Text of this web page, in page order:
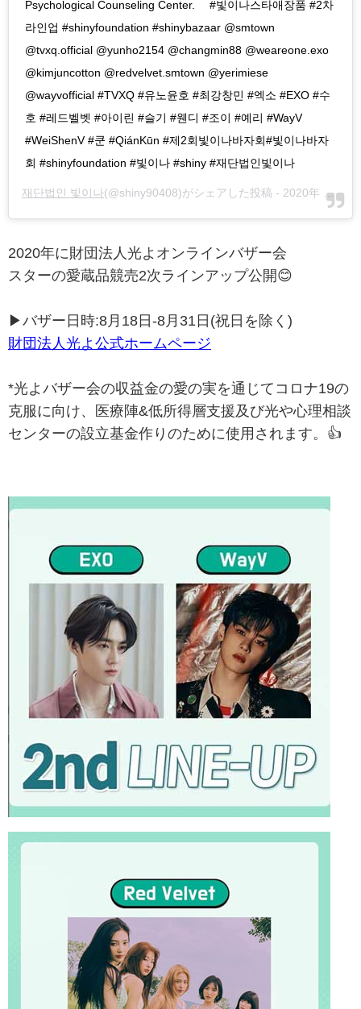
Psychological Counseling Center. ⠀ #빛이나스타애장품 #2차
라인업 #shinyfoundation #shinybazaar @smtown
@tvxq.official @yunho2154 @changmin88 @weareone.exo
@kimjuncotton @redvelvet.smtown @yerimiese
@wayvofficial #TVXQ #유노윤호 #최강창민 #엑소 #EXO #수
호 #레드벨벳 #아이린 #슬기 #웬디 #조이 #예리 #WayV
#WeiShenV #쿤 #QiánKūn #제2회빛이나바자회#빛이나바자
회 #shinyfoundation #빛이나 #shiny #재단법인빛이나
재단법인 빛이나(@shiny90408)がシェアした投稿 - 2020年 8月月11日午前4時44分PDT
2020年に財団法人光よオンラインバザー会
スターの愛蔵品競売2次ラインアップ公開😊
▶バザー日時:8月18日-8月31日(祝日を除く)
財団法人光よ公式ホームページ
*光よバザー会の収益金の愛の実を通じてコロナ19の
克服に向け、医療陣&低所得層支援及び光や心理相談
センターの設立基金作りのために使用されます。👍